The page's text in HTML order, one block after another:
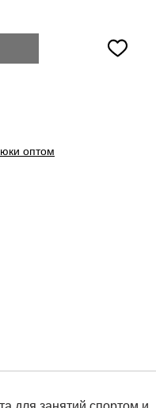
оптом